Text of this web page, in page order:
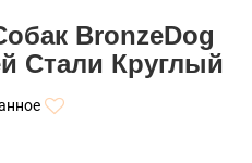
BronzeDog
Стали Круглый